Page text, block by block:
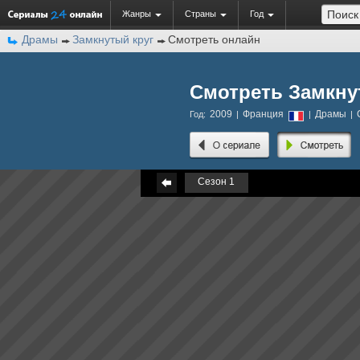
Драмы Замкнутый круг Смотреть онлайн
Жанры Страны Год
Смотреть
Год: 2009 | Франция | Драмы |
Сезон 1